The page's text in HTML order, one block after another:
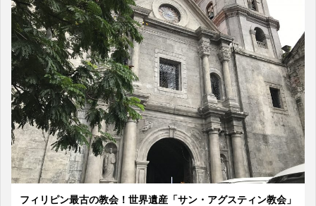
フィリピン最古の教会！世界遺産「サン・アグスティン教会」